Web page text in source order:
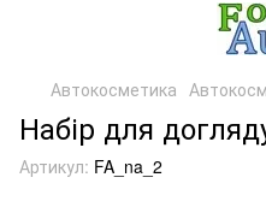
Автокосметика
Набір для
Артикул: FA_na_2